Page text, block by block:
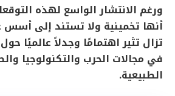
ورغم الانتشار الواسع لهذه
أنها تخمينية ولا تستند إلى أسس
تزال تثير اهتمامًا وجدلاً عالميًا
في مجالات الحرب والتكنولوجيا
الطبيعية.